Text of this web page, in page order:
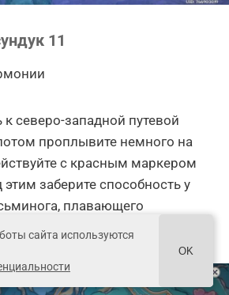
11
к северо-западной путевой
проплывите немного на
с красным маркером
заберите способность у
плавающего
сайта используются
OK